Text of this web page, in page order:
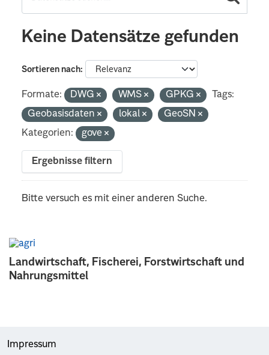
Landwirtschaft, Fischerei, Forstwirtschaft und
Nahrungsmittel
Keine Datensätze gefunden
Sortieren nach
Formate: DWG WMS GPKG
Tags:
Geobasisdaten
lokal
GeoSN
Kategorien:
gove
Ergebnisse filtern
Bitte versuch es mit einer anderen Suche.
Impressum